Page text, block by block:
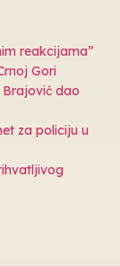
reakcijama”
Gori
dao
za policiju u